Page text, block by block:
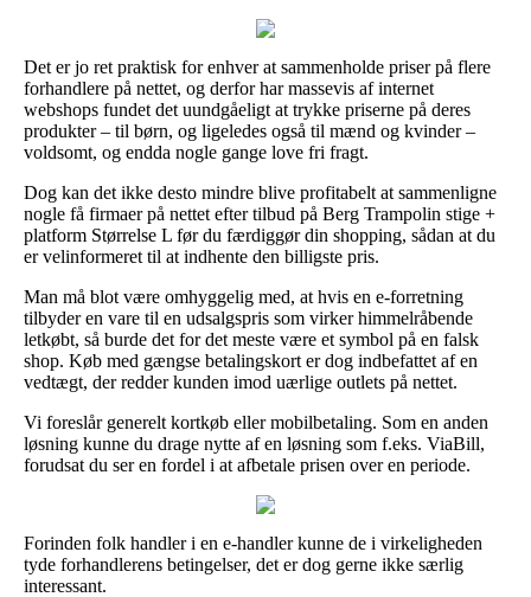
Det er jo ret praktisk for enhver at sammenholde priser på flere
forhandlere på nettet, og derfor har massevis af internet
webshops fundet det uundgåeligt at trykke priserne på deres
produkter – til børn, og ligeledes også til mænd og kvinder –
voldsomt, og endda nogle gange love fri fragt.
Dog kan det ikke desto mindre blive profitabelt at sammenligne
nogle få firmaer på nettet efter tilbud på Berg Trampolin stige +
platform Størrelse L før du færdiggør din shopping, sådan at du
er velinformeret til at indhente den billigste pris.
Man må blot være omhyggelig med, at hvis en e-forretning
tilbyder en vare til en udsalgspris som virker himmelråbende
letkøbt, så burde det for det meste være et symbol på en falsk
shop. Køb med gængse betalingskort er dog indbefattet af en
vedtægt, der redder kunden imod uærlige outlets på nettet.
Vi foreslår generelt kortkøb eller mobilbetaling. Som en anden
løsning kunne du drage nytte af en løsning som f.eks. ViaBill,
forudsat du ser en fordel i at afbetale prisen over en periode.
Forinden folk handler i en e-handler kunne de i virkeligheden
tyde forhandlerens betingelser, det er dog gerne ikke særlig
interessant.